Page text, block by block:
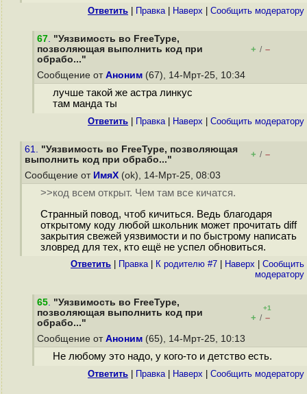
Ответить Правка| Наверх Cообщить модератору
67. "Уязвимость во FreeType,
позволяющая выполнить код при
обрабо..."
+ / –
Сообщение от Аноним (67), 14-Мрт-25, 10:34
лучше такой же астра линкус
там манда ты
Ответить Правка| Наверх Cообщить модератору
61. "Уязвимость во FreeType, позволяющая
выполнить код при обрабо..."
+ / –
Сообщение от ИмяХ (ok), 14-Мрт-25, 08:03
>>код всем открыт. Чем там все кичатся.
Странный повод, чтоб кичиться. Ведь благодаря
открытому коду любой школьник может прочитать diff
закрытия свежей уязвимости и по быстрому написать
зловред для тех, кто ещё не успел обновиться.
Ответить Правка| К родителю #7 Наверх
Cообщить
модератору
65. "Уязвимость во FreeType,
позволяющая выполнить код при
обрабо..."
+1
+ / –
Сообщение от Аноним (65), 14-Мрт-25, 10:13
Не любому это надо, у кого-то и детство есть.
Ответить Правка| Наверх Cообщить модератору